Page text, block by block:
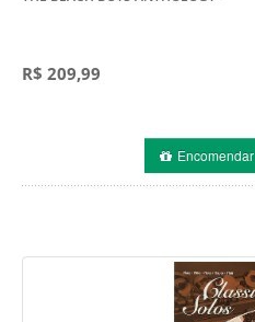
R$ 209,99
Encomendar